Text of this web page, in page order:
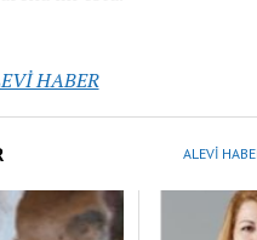
HABER
ALEVİ